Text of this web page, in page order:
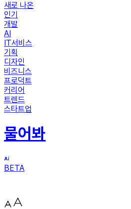
새로 나온
인기
개발
AI
IT서비스
기획
디자인
비즈니스
프로덕트
커리어
트렌드
스타트업
물어봐
BETA